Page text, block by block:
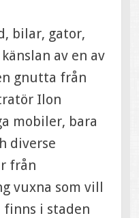
bilar, gator,
av en av
gnutta från
Ilon
mobiler, bara
diverse
från
vuxna som vill
i staden